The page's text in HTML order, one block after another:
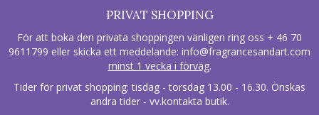
PRIVAT SHOPPING
För att boka den privata shoppingen vänligen ring oss + 46 70
9611799 eller skicka ett meddelande: info@fragrancesandart.com
minst 1 vecka i förväg.
Tider för privat shopping: tisdag - torsdag 13.00 - 16.30. Önskas
andra tider - vv.kontakta butik.